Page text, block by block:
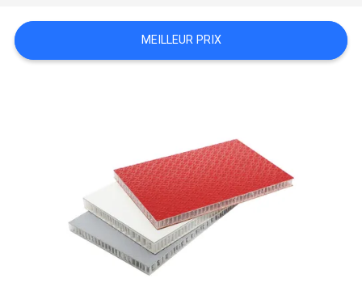
DU
SITE
CONFIDENTIALITÉ
MEILLEUR PRIX